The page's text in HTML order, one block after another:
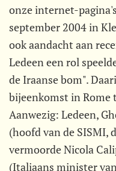
onze internet-
september 2004 in
ook aandacht aan
Ledeen een rol
de Iraanse bom".
bijeenkomst in Rome
Aanwezig: Ledeen,
(hoofd van de SISMI,
vermoorde Nicola
(Italiaans minister